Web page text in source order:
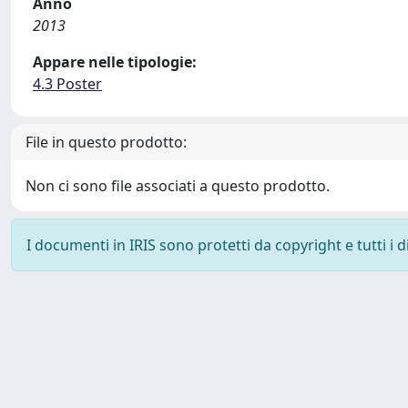
2013
Appare nelle tipologie:
4.3 Poster
File in questo prodotto:
Non ci sono file associati a questo prodotto.
I documenti in IRIS sono protetti da copyright e tutti i